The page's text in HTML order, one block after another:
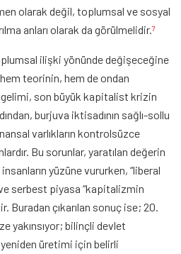
olarak değil, toplumsal ve sosyal
anları olarak da görülmelidir. 7
ilişki yönünde değişeceğine
teorinin, hem de ondan
son büyük kapitalist krizin
burjuva iktisadının sağlı-sollu
varlıkların kontrolsüzce
Bu sorunlar, yaratılan değerin
yüzüne vururken, “liberal
serbest piyasa “kapitalizmin
Buradan çıkarılan sonuç ise; 20.
yakınsıyor; bilinçli devlet
üretimi için belirli